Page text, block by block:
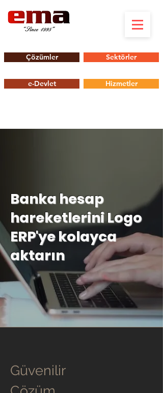
Çözümler Sektörler
e-Devlet Hizmetler
Banka hesap
hareketlerini Logo
ERP'ye kolayca
aktarın
Güvenilir